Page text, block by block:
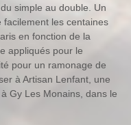
simple au double. Un
les centaines
en fonction de la
appliqués pour le
pour un ramonage de
à Artisan Lenfant, une
Gy Les Monains, dans le